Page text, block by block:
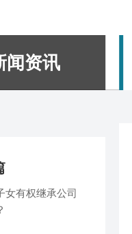
闻资讯
女有权继承公司